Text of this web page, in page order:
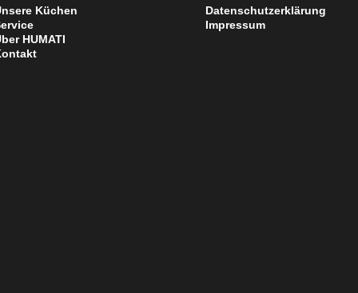
Küchen
HUMATI
Datenschutzerklärung
Impressum